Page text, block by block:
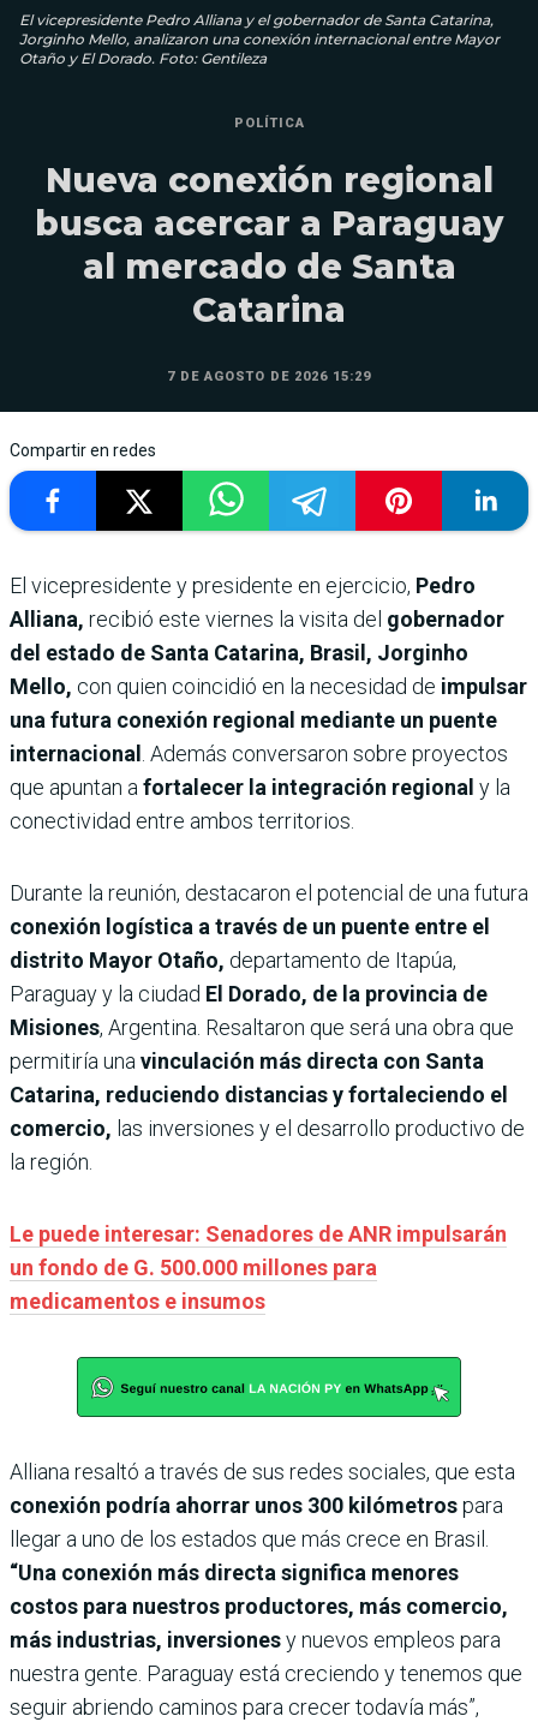
El vicepresidente Pedro Alliana y el gobernador de Santa Catarina,
Jorginho Mello, analizaron una conexión internacional entre Mayor
Otaño y El Dorado. Foto: Gentileza
POLÍTICA
Nueva conexión regional
busca acercar a Paraguay
al mercado de Santa
Catarina
7 DE AGOSTO DE 2026 15:29
Compartir en redes
El vicepresidente y presidente en ejercicio, Pedro
Alliana, recibió este viernes la visita del gobernador
del estado de Santa Catarina, Brasil, Jorginho
Mello, con quien coincidió en la necesidad de impulsar
una futura conexión regional mediante un puente
internacional . Además conversaron sobre proyectos
que apuntan a fortalecer la integración regional y la
conectividad entre ambos territorios.
Durante la reunión, destacaron el potencial de una futura
conexión logística a través de un puente entre el
distrito Mayor Otaño, departamento de Itapúa,
Paraguay y la ciudad El Dorado, de la provincia de
Misiones, Argentina. Resaltaron que será una obra que
permitiría una vinculación más directa con Santa
Catarina, reduciendo distancias y fortaleciendo el
comercio, las inversiones y el desarrollo productivo de
la región.
Le puede interesar: Senadores de ANR impulsarán
un fondo de G. 500.000 millones para
medicamentos e insumos
Alliana resaltó a través de sus redes sociales, que esta
conexión podría ahorrar unos 300 kilómetrospara
llegar a uno de los estados que más crece en Brasil.
“Una conexión más directa significa menores
costos para nuestros productores, más comercio,
más industrias, inversionesy nuevos empleos para
nuestra gente. Paraguay está creciendo y tenemos que
seguir abriendo caminos para crecer todavía más”,